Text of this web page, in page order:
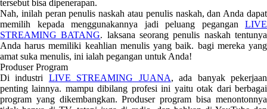
tersebut bisa dipenerapan.
Nah, inilah peran penulis naskah atau penulis naskah, dan Anda dapat
memilih kepada menggunakannya jadi peluang pegangan LIVE
STREAMING BATANG. laksana seorang penulis naskah tentunya
Anda harus memiliki keahlian menulis yang baik. bagi mereka yang
amat suka menulis, ini ialah pegangan untuk Anda!
Produser Program
Di industri LIVE STREAMING JUANA, ada banyak pekerjaan
penting lainnya. mampu dibilang profesi ini yaitu otak dari berbagai
program yang dikembangkan. Produser program bisa menontonnya